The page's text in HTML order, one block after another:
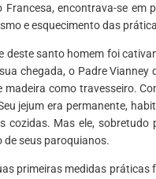
Francesa, encontrava-se em
e esquecimento das
deste santo homem foi
chegada, o Padre
madeira como travesseiro.
jejum era permanente,
cozidas. Mas ele, sobretudo
de seus paroquianos.
primeiras medidas práticas